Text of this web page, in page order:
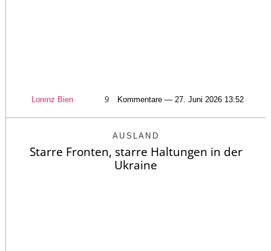
Lorenz Bien 9 Kommentare — 27. Juni 2026 13:52
AUSLAND
Starre Fronten, starre Haltungen in der
Ukraine